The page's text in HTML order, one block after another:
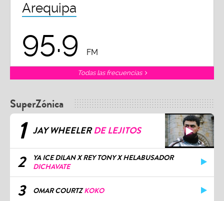
Arequipa
95.9 FM
Todas las frecuencias
SuperZónica
1 JAY WHEELERDE LEJITOS
2
YA ICE DILAN X REY TONY X HELABUSADOR
DICHAVATE
3 OMAR COURTZKOKO